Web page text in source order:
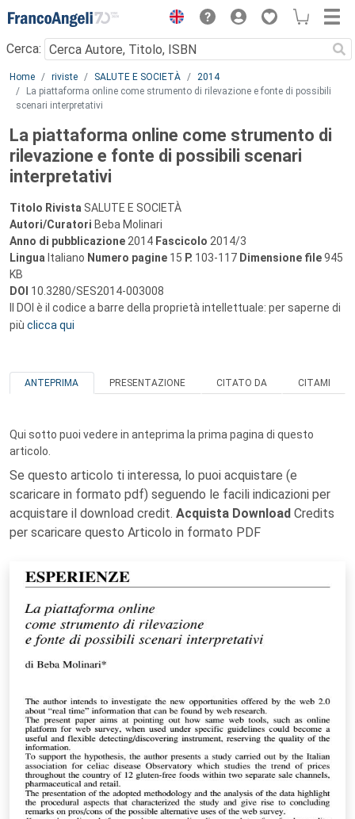
Menu
Cerca:
Main content
Home riviste SALUTE E SOCIETÀ
2014
La piattaforma online come strumento di rilevazione e fonte di possibili
scenari interpretativi
La piattaforma online come strumento di
rilevazione e fonte di possibili scenari
interpretativi
Titolo Rivista SALUTE E SOCIETÀ
Autori/Curatori Beba Molinari
Anno di pubblicazione 2014 Fascicolo 2014/3
Lingua Italiano Numero pagine 15 P. 103-117 Dimensione file945
KB
DOI 10.3280/SES2014-003008
Il DOI è il codice a barre della proprietà intellettuale: per saperne di
più clicca qui
ANTEPRIMA PRESENTAZIONE CITATO DA CITAMI
Qui sotto puoi vedere in anteprima la prima pagina di questo
articolo.
Se questo articolo ti interessa, lo puoi acquistare (e
scaricare in formato pdf) seguendo le facili indicazioni per
acquistare il download credit. Acquista Download Credits
per scaricare questo Articolo in formato PDF